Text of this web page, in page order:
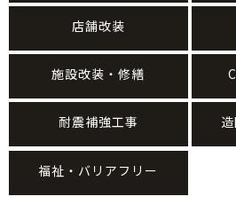
店舗改装
施設改装・修繕
耐震補強工事
福祉・バリアフリー